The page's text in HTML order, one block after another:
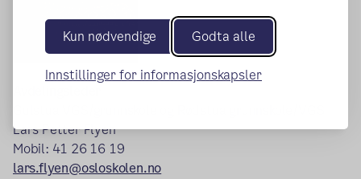
Kun nødvendige Godta alle
Innstillinger for informasjonskapsler
Lars Petter Flyen
Mobil: 41 26 16 19
lars.flyen@osloskolen.no